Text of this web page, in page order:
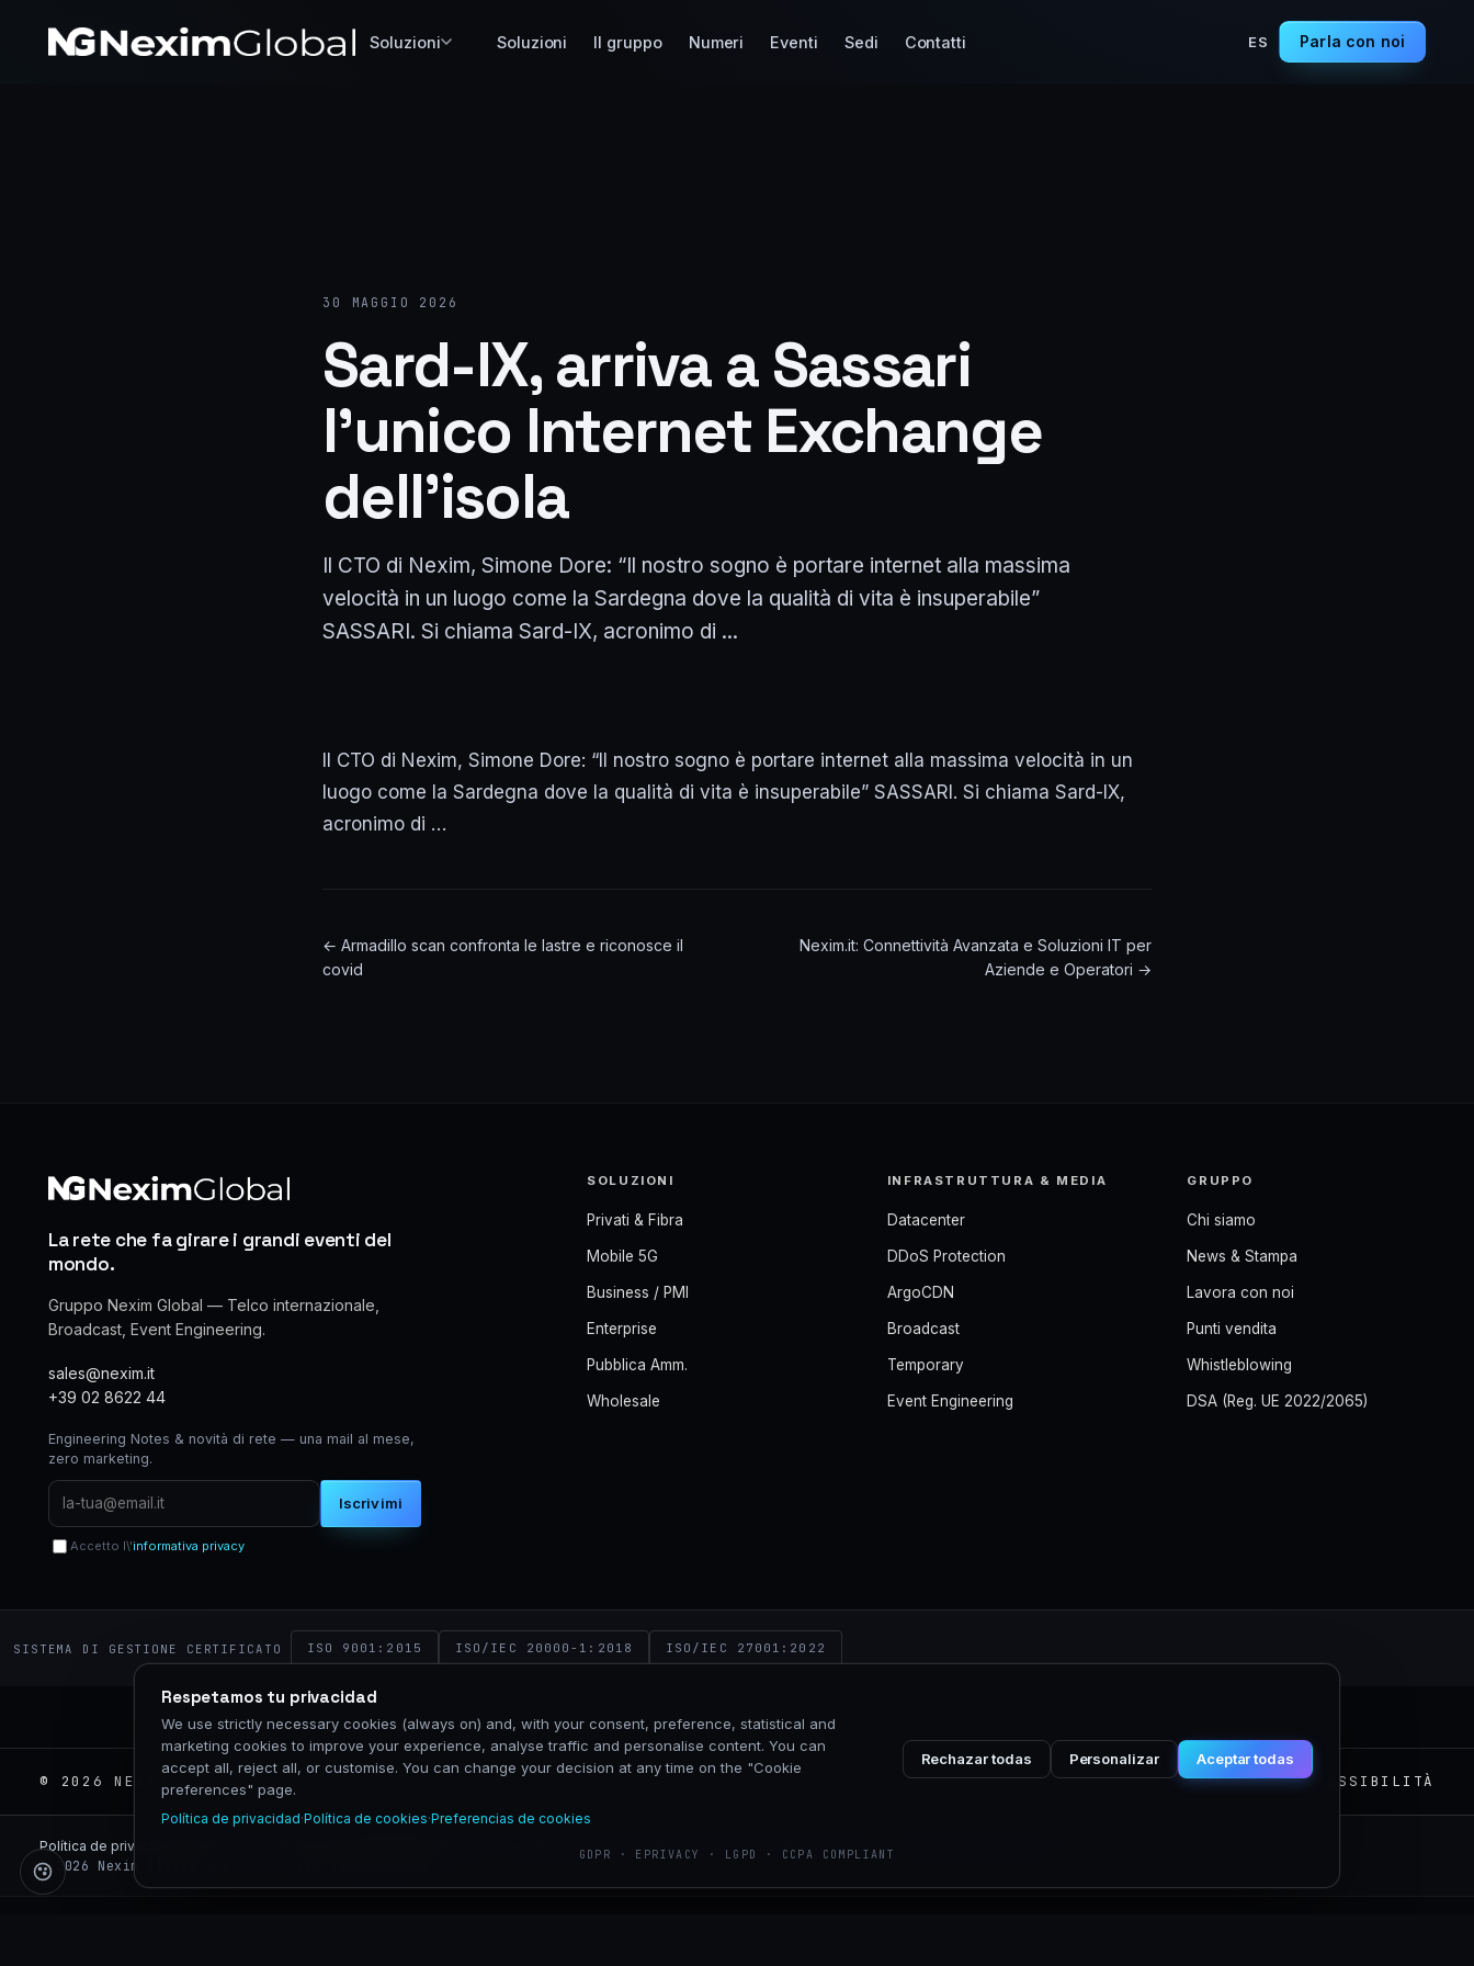
Soluzioni Soluzioni Il gruppo Numeri Eventi Sedi Contatti ES Parla con noi
30 MAGGIO 2026
Sard-IX, arriva a Sassari
l’unico Internet Exchange
dell’isola
Il CTO di Nexim, Simone Dore: “Il nostro sogno è portare internet alla massima
velocità in un luogo come la Sardegna dove la qualità di vita è insuperabile”
SASSARI. Si chiama Sard-IX, acronimo di ...
Il CTO di Nexim, Simone Dore: “Il nostro sogno è portare internet alla massima velocità in un
luogo come la Sardegna dove la qualità di vita è insuperabile” SASSARI. Si chiama Sard-IX,
acronimo di …
← Armadillo scan confronta le lastre e riconosce il
covid
Nexim.it: Connettività Avanzata e Soluzioni IT per
Aziende e Operatori →
La rete che fa girare i grandi eventi del
mondo.
Gruppo Nexim Global — Telco internazionale,
Broadcast, Event Engineering.
sales@nexim.it
+39 02 8622 44
Engineering Notes & novità di rete — una mail al mese,
zero marketing.
Iscrivimi
Accetto l\'informativa privacy
SOLUZIONI
Privati & Fibra
Mobile 5G
Business / PMI
Enterprise
Pubblica Amm.
Wholesale
INFRASTRUTTURA & MEDIA
Datacenter
DDoS Protection
ArgoCDN
Broadcast
Temporary
Event Engineering
GRUPPO
Chi siamo
News & Stampa
Lavora con noi
Punti vendita
Whistleblowing
DSA (Reg. UE 2022/2065)
SISTEMA DI GESTIONE CERTIFICATO ISO 9001:2015 ISO/IEC 20000-1:2018 ISO/IEC 27001:2022
© 2026 NEXIM GLOBAL · P.IVA 02575760067 · VIA CALDERA 21, 20153 MILANO PRIVACYCOOKIETERMINIACCESSIBILITÀ
NEXIM
Respetamos tu privacidad
We use strictly necessary cookies (always on) and, with your consent, preference, statistical and
marketing cookies to improve your experience, analyse traffic and personalise content. You can
accept all, reject all, or customise. You can change your decision at any time on the "Cookie
preferences" page.
Política de privacidad·Política de cookies·Preferencias de cookies
Rechazar todas Personalizar Aceptar todas
GDPR · EPRIVACY · LGPD · CCPA COMPLIANT
Política de privacidad Reportar abusoPolítica de cookiesPreferencias de cookies
© 2026 Nexim Italia S.r.l. · P.IVA IT02575760067